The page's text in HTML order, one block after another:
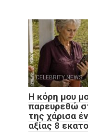
CELEBRITY NEWS
Η κόρη μου
παρευρεθώ
της χάρισα
αξίας 8